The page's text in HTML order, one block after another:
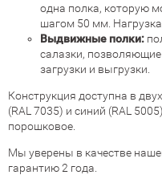
одна полка, которую
шагом 50 мм. Нагрузка
Выдвижные полки:
салазки,
загрузки и выгрузки.
Конструкция доступна в
(RAL 7035) и синий (RAL
порошковое.
Мы уверены в качестве
гарантию 2 года.